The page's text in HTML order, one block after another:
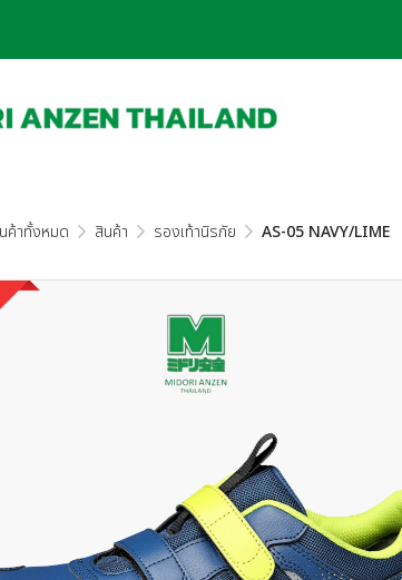
ค้าทั้งหมด สินค้า รองเท้านิรภัย AS-05 NAVY/LIME